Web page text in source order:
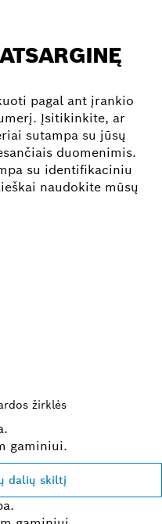
pagal ant įrankio
Įsitikinkite, ar
sutampa su jūsų
duomenimis.
su identifikaciniu
naudokite mūsų
žirklės
gaminiui.
dalių skiltį